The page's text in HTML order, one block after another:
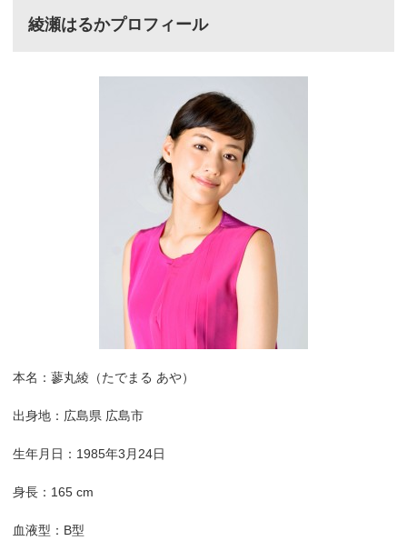
綾瀬はるかプロフィール
本名：蓼丸綾（たでまる あや）
出身地：広島県 広島市
生年月日：1985年3月24日
身長：165 cm
血液型：B型